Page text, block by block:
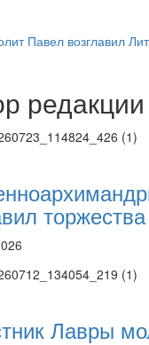
Название трансляции
Название трансляции
Название трансляции
Название трансляции
Название трансляции
Павел возглавил
редакции
Лавры